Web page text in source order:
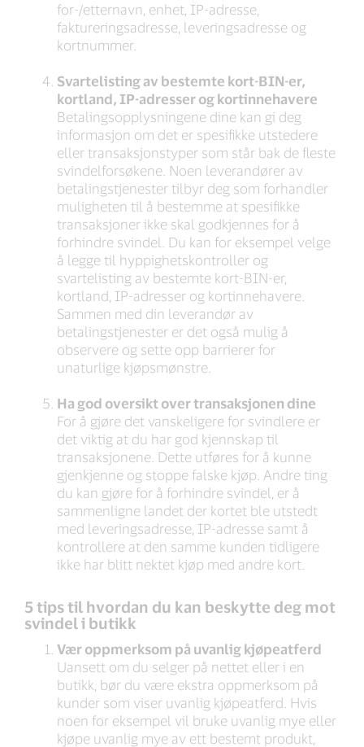
for-/etternavn, enhet, IP-adresse,
faktureringsadresse, leveringsadresse og
kortnummer.
Svartelisting av bestemte kort-BIN-er,
kortland, IP-adresser og kortinnehavere
Betalingsopplysningene dine kan gi deg
informasjon om det er spesifikke utstedere
eller transaksjonstyper som står bak de fleste
svindelforsøkene. Noen leverandører av
betalingstjenester tilbyr deg som forhandler
muligheten til å bestemme at spesifikke
transaksjoner ikke skal godkjennes for å
forhindre svindel. Du kan for eksempel velge
å legge til hyppighetskontroller og
svartelisting av bestemte kort-BIN-er,
kortland, IP-adresser og kortinnehavere.
Sammen med din leverandør av
betalingstjenester er det også mulig å
observere og sette opp barrierer for
unaturlige kjøpsmønstre.
Ha god oversikt over transaksjonen dine
For å gjøre det vanskeligere for svindlere er
det viktig at du har god kjennskap til
transaksjonene. Dette utføres for å kunne
gjenkjenne og stoppe falske kjøp. Andre ting
du kan gjøre for å forhindre svindel, er å
sammenligne landet der kortet ble utstedt
med leveringsadresse, IP-adresse samt å
kontrollere at den samme kunden tidligere
ikke har blitt nektet kjøp med andre kort.
5 tips til hvordan du kan beskytte deg mot
svindel i butikk
Vær oppmerksom på uvanlig kjøpeatferd
Uansett om du selger på nettet eller i en
butikk, bør du være ekstra oppmerksom på
kunder som viser uvanlig kjøpeatferd. Hvis
noen for eksempel vil bruke uvanlig mye eller
kjøpe uvanlig mye av ett bestemt produkt,